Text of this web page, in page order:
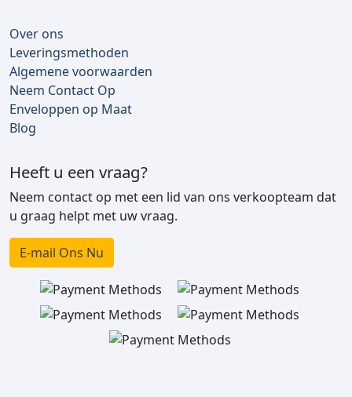
Over ons
Leveringsmethoden
Algemene voorwaarden
Neem Contact Op
Enveloppen op Maat
Blog
Heeft u een vraag?
Neem contact op met een lid van ons verkoopteam dat
u graag helpt met uw vraag.
E-mail Ons Nu